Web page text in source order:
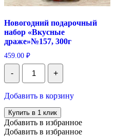
Новогодний подарочный
набор «Вкусные
драже»№157, 300г
459.00 ₽
-
Количество
Новогодний
подарочный
"Вкусные
драже"№157,
300г
+
Добавить в корзину
Купить в 1 клик
Добавить в избранное
Добавить в избранное